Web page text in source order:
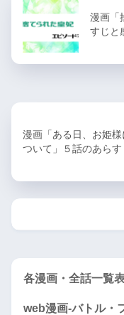
漫画「
すじと
漫画「ある日、お姫
ついて」５話のあらす
各漫画・全話一覧
web漫画-バトル・